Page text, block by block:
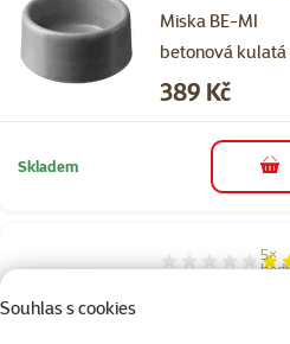
Souhlas s cookies
Miska BE-MI
betonová kulatá
Cena
389 Kč
Skladem do
Hodnocení
5×